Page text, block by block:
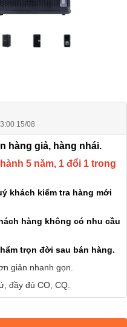
15/08
hàng giả, hàng nhái.
5 năm, 1 đổi 1 trong
khách kiểm tra hàng mới
hàng không có nhu cầu
trọn đời sau bán hàng.
giản nhanh gọn.
đầy đủ CO, CQ.